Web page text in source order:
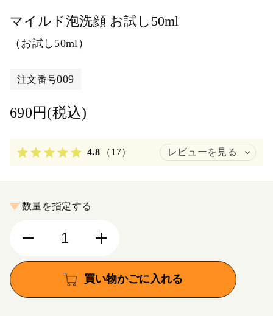
マイルド泡洗顔 お試し50ml
（お試し50ml）
注文番号009
690円(税込)
4.8 （17） レビューを見る
数量を指定する
買い物かごに入れる